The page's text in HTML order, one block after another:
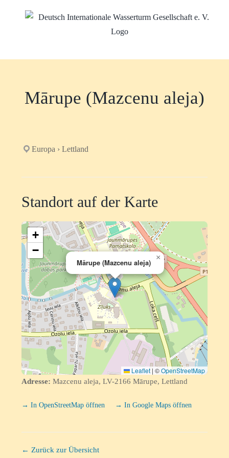
Mārupe (Mazcenu aleja)
Europa › Lettland
Standort auf der Karte
Mārupe (Mazcenu aleja)
×
+
−
Leaflet | ©OpenStreetMap
Adresse: Mazcenu aleja, LV-2166 Mārupe, Lettland
→ In OpenStreetMap öffnen → In Google Maps öffnen
← Zurück zur Übersicht